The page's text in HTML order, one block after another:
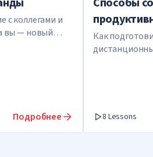
с коллегами и
Подробнее
Как
8 Lessons